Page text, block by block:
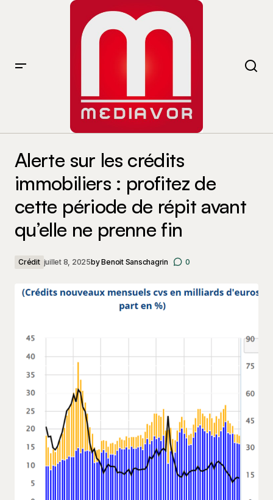
Alerte sur les crédits
immobiliers : profitez de
cette période de répit avant
qu’elle ne prenne fin
Crédit juillet 8, 2025byBenoit Sanschagrin 0